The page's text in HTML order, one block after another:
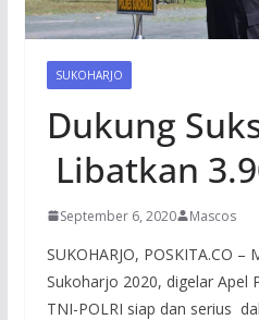
SUKOHARJO
Dukung
Libatkan
September 6, 2020 Mascos
SUKOHARJO, POSKITA.CO
Sukoharjo 2020, digelar Apel
TNI-POLRI siap dan serius